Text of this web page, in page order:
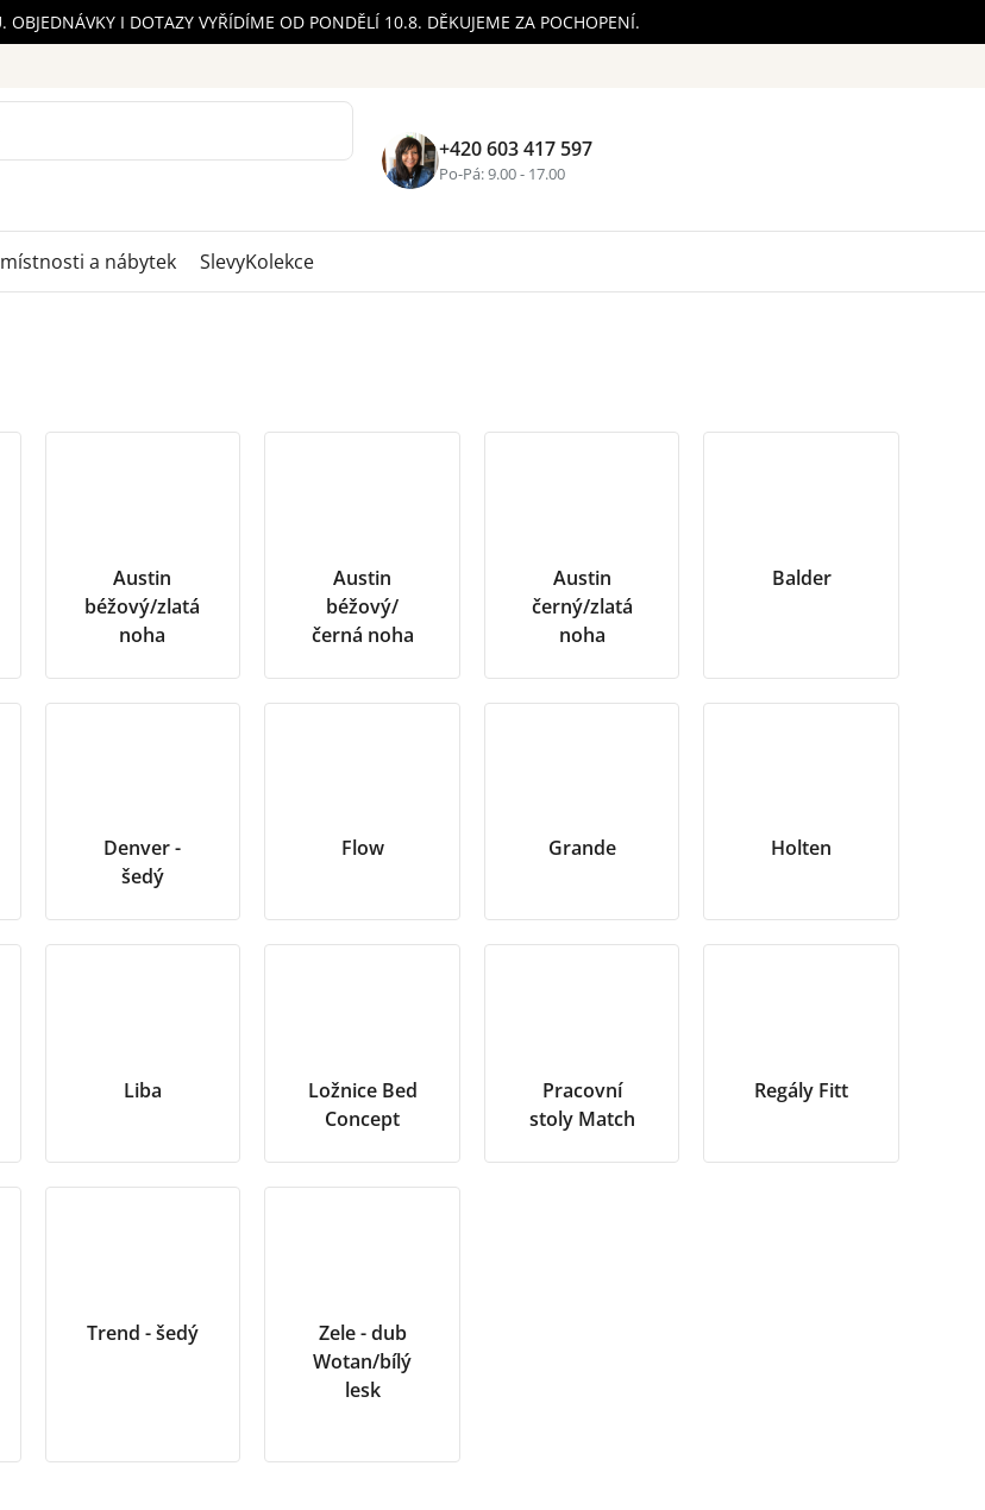
I DOTAZY VYŘÍDÍME OD PONDĚLÍ 10.8. DĚKUJEME ZA POCHOPENÍ.
+420 603 417 597
Po-Pá: 9.00 - 17.00
a nábytek SlevyKolekce
Austin
béžový/zlatá
noha
Austin
béžový/
černá noha
Austin
černý/zlatá
noha
Balder
Denver -
šedý
Flow Grande Holten
Liba
Ložnice Bed
Concept
Pracovní
stoly Match
Regály Fitt
Trend - šedý
Zele - dub
Wotan/bílý
lesk